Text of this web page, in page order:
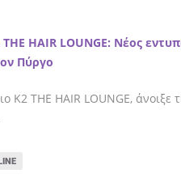
THE HAIR LOUNGE: Νέος
Πύργο
K2 THE HAIR LOUNGE,